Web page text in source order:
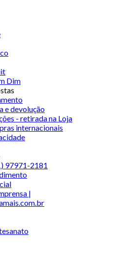
Dim
e devolução
- retirada na Loja
internacionais
97971-2181
|